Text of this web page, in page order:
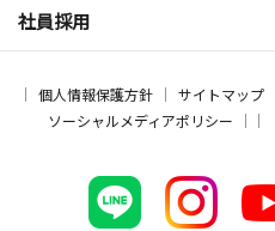
社員採用
個人情報保護方針 サイトマップ
ソーシャルメディアポリシー